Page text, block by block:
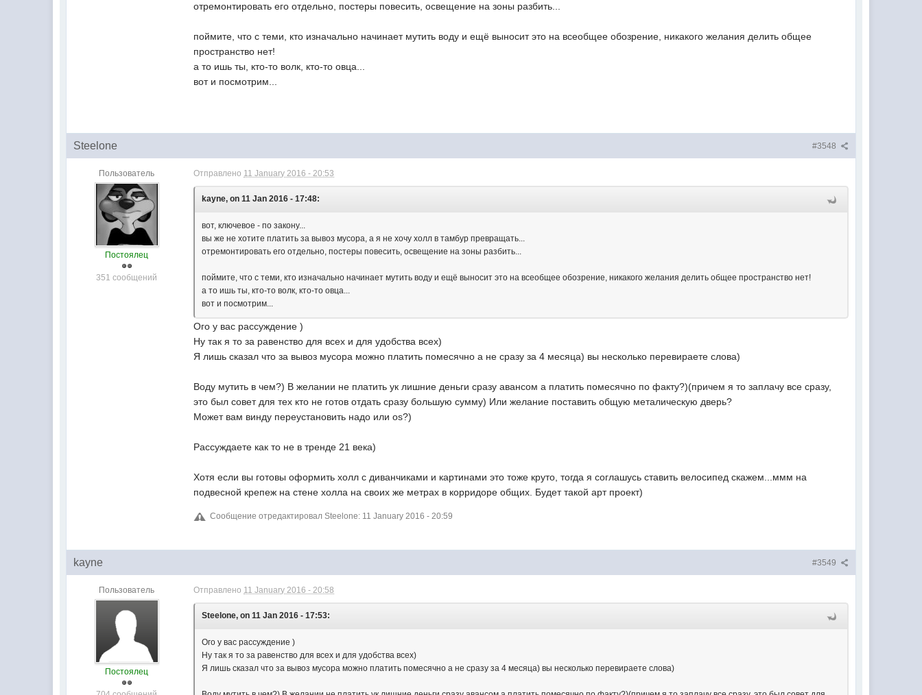
отремонтировать его отдельно, постеры повесить, освещение на зоны разбить...
поймите, что с теми, кто изначально начинает мутить воду и ещё выносит это на всеобщее обозрение, никакого желания делить общее
пространство нет!
а то ишь ты, кто-то волк, кто-то овца...
вот и посмотрим...
#3548
Steelone
Пользователь
Постоялец
351 сообщений
Отправлено 11 January 2016 - 20:53
kayne, on 11 Jan 2016 - 17:48:
вот, ключевое - по закону...
вы же не хотите платить за вывоз мусора, а я не хочу холл в тамбур превращать...
отремонтировать его отдельно, постеры повесить, освещение на зоны разбить...
поймите, что с теми, кто изначально начинает мутить воду и ещё выносит это на всеобщее обозрение, никакого желания делить общее пространство нет!
а то ишь ты, кто-то волк, кто-то овца...
вот и посмотрим...
Ого у вас рассуждение )
Ну так я то за равенство для всех и для удобства всех)
Я лишь сказал что за вывоз мусора можно платить помесячно а не сразу за 4 месяца) вы несколько перевираете слова)
Воду мутить в чем?) В желании не платить ук лишние деньги сразу авансом а платить помесячно по факту?)(причем я то заплачу все сразу,
это был совет для тех кто не готов отдать сразу большую сумму) Или желание поставить общую металическую дверь?
Может вам винду переустановить надо или os?)
Рассуждаете как то не в тренде 21 века)
Хотя если вы готовы оформить холл с диванчиками и картинами это тоже круто, тогда я соглашусь ставить велосипед скажем...ммм на
подвесной крепеж на стене холла на своих же метрах в корридоре общих. Будет такой арт проект)
Сообщение отредактировал Steelone: 11 January 2016 - 20:59
#3549
kayne
Пользователь
Постоялец
Отправлено 11 January 2016 - 20:58
Steelone, on 11 Jan 2016 - 17:53:
Ого у вас рассуждение )
Ну так я то за равенство для всех и для удобства всех)
Я лишь сказал что за вывоз мусора можно платить помесячно а не сразу за 4 месяца) вы несколько перевираете слова)